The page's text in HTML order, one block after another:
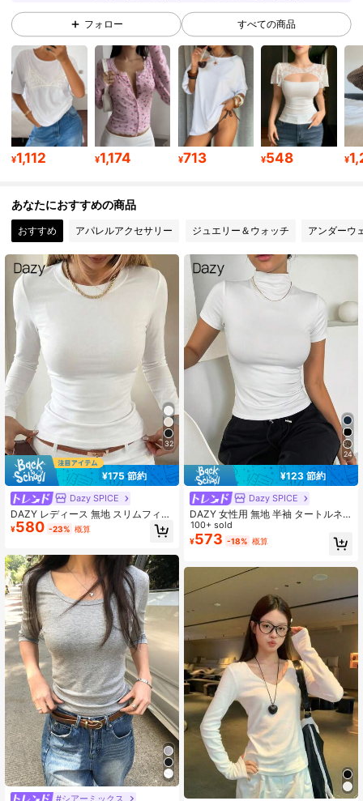
4.91 2M フォロワー
4.91 2M フォロワー
4.91 2M フォロワー
4.91 2M フォロワー
4.91 2M フォロワー
2M フォロワー
2M フォロワー
フォロー すべての商品
¥1,112 ¥1,174 ¥713 ¥548 ¥
あなたにおすすめの商品
おすすめ アパレルアクセサリー ジュエリー＆ウォッチ アンダーウ
32
¥175 節約
Dazy SPICE
DAZY レディース 無地 スリムフィッ
ト 万能 デイリー 長袖Tシャツ
¥580 -23% 概算
#シアーミックス
24
¥123 節約
Dazy SPICE
DAZY 女性用 無地 半袖 タートルネ
ック フィットアンダーシャツ
100+ sold
¥573 -18% 概算